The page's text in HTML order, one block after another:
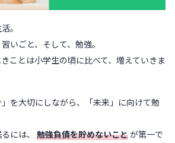
。
いごと、そして、勉強。
ことは小学生の頃に比べて、増えていきま
を大切にしながら、「未来」に向けて勉
には、 勉強負債を貯めないことが第一で